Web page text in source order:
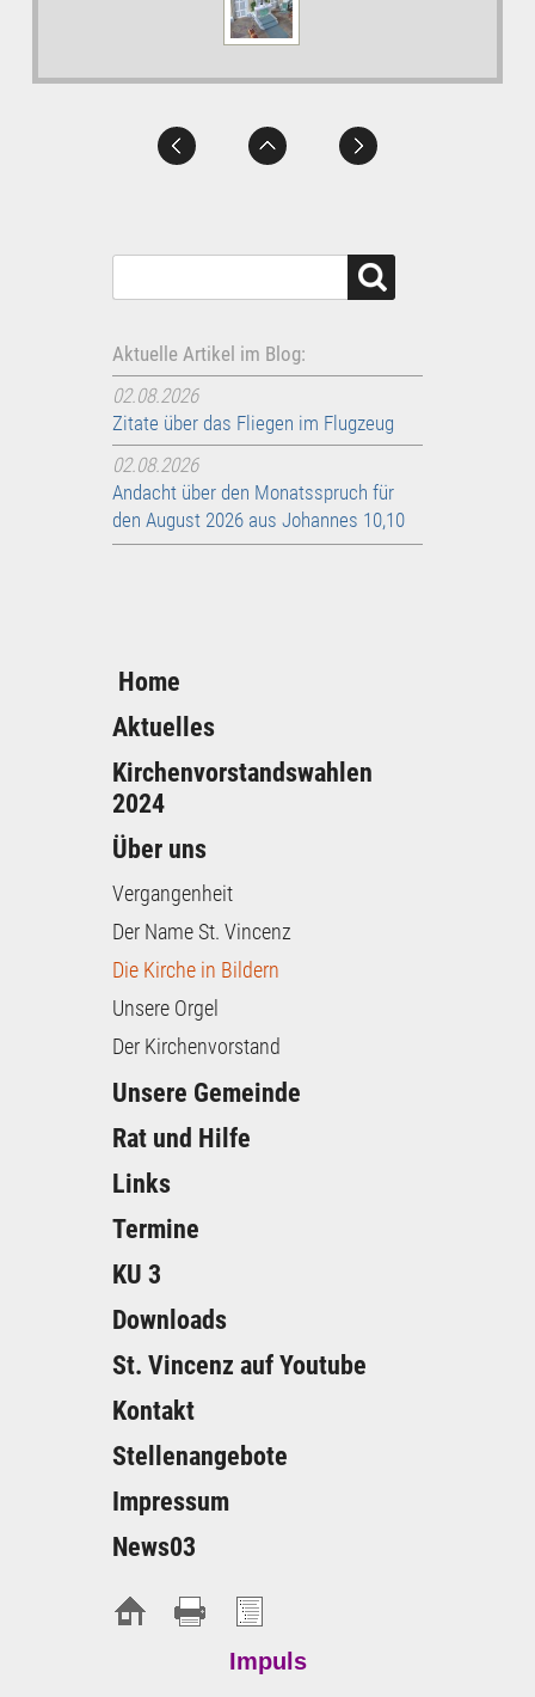
Aktuelle Artikel im Blog:
02.08.2026
Zitate über das Fliegen im Flugzeug
02.08.2026
Andacht über den Monatsspruch für
den August 2026 aus Johannes 10,10
Home
Aktuelles
Kirchenvorstandswahlen
2024
Über uns
Vergangenheit
Der Name St. Vincenz
Die Kirche in Bildern
Unsere Orgel
Der Kirchenvorstand
Unsere Gemeinde
Rat und Hilfe
Links
Termine
KU 3
Downloads
St. Vincenz auf Youtube
Kontakt
Stellenangebote
Impressum
News03
Impuls